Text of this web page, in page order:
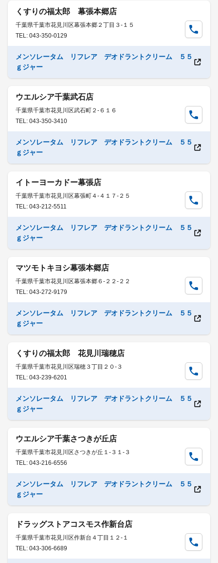
くすりの福太郎 幕張本郷店
千葉県千葉市花見川区幕張本郷２丁目３-１５
TEL: 043-350-0129
メンソレータム リフレア デオドラントクリーム ５５
ｇジャー
ウエルシア千葉武石店
千葉県千葉市花見川区武石町２-６１６
TEL: 043-350-3410
メンソレータム リフレア デオドラントクリーム ５５
ｇジャー
イトーヨーカドー幕張店
千葉県千葉市花見川区幕張町４-４１７-２５
TEL: 043-212-5511
メンソレータム リフレア デオドラントクリーム ５５
ｇジャー
マツモトキヨシ幕張本郷店
千葉県千葉市花見川区幕張本郷６-２２-２２
TEL: 043-272-9179
メンソレータム リフレア デオドラントクリーム ５５
ｇジャー
くすりの福太郎 花見川瑞穂店
千葉県千葉市花見川区瑞穂３丁目２０-３
TEL: 043-239-6201
メンソレータム リフレア デオドラントクリーム ５５
ｇジャー
ウエルシア千葉さつきが丘店
千葉県千葉市花見川区さつきが丘１-３１-３
TEL: 043-216-6556
メンソレータム リフレア デオドラントクリーム ５５
ｇジャー
ドラッグストアコスモス作新台店
千葉県千葉市花見川区作新台４丁目１２-１
TEL: 043-306-6689